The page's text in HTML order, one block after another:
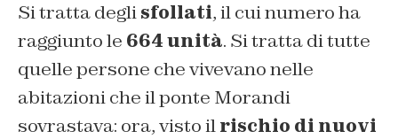
Si tratta deglisfollati, il cui numero ha
raggiunto le 664 unità. Si tratta di tutte
quelle persone che vivevano nelle
abitazioni che il ponte Morandi
sovrastava: ora, visto ilrischio di nuovi